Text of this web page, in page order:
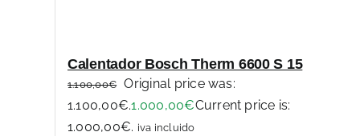
Calentador Bosch Therm 6600 S 15
1.100,00€
Original price was:
1.100,00€.1.000,00€Current price is:
1.000,00€. iva incluido